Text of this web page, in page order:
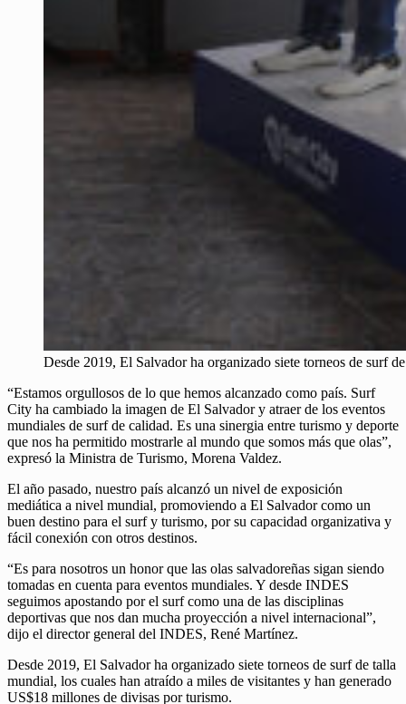
Desde 2019, El Salvador ha organizado siete torneos de surf
“Estamos orgullosos de lo que hemos alcanzado como país. Surf
City ha cambiado la imagen de El Salvador y atraer de los eventos
mundiales de surf de calidad. Es una sinergia entre turismo y deporte
que nos ha permitido mostrarle al mundo que somos más que olas”,
expresó la Ministra de Turismo, Morena Valdez.
El año pasado, nuestro país alcanzó un nivel de exposición
mediática a nivel mundial, promoviendo a El Salvador como un
buen destino para el surf y turismo, por su capacidad organizativa y
fácil conexión con otros destinos.
“Es para nosotros un honor que las olas salvadoreñas sigan siendo
tomadas en cuenta para eventos mundiales. Y desde INDES
seguimos apostando por el surf como una de las disciplinas
deportivas que nos dan mucha proyección a nivel internacional”,
dijo el director general del INDES, René Martínez.
Desde 2019, El Salvador ha organizado siete torneos de surf de talla
mundial, los cuales han atraído a miles de visitantes y han generado
US$18 millones de divisas por turismo.